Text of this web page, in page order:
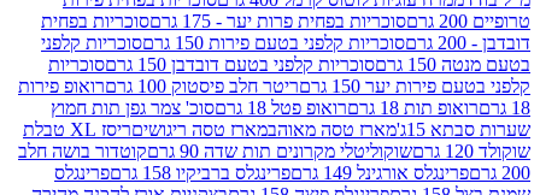
סוכריות בפחית פרות יער - 175 גרם
סוכריות בפחית
סוכריות קלפני בטעם פירות 150 גרם
סוכריות קלפני
סוכריות קלפני בטעם דובדבן 150 גרם
סוכריות
יער 150 גרם
ריטר חלב פיסטוק 100 גרם
רואופ פירות
תות 18 גרם
רואופ פטל 18 גרם
סוכ' צמר גפן תות חמוץ
מארז טסה מאוהב מארז טסה ריגושים
ריסז XL טבלת
שוקוליטלי מקרונים תות שדה 90 גרם
קוטדור בושה חלב
אורגינל 149 גרם
פרינגלס ברביקיו 158 גרם
פרינגלס